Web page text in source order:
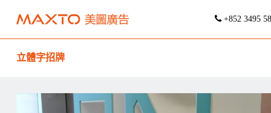
+852 3495
立體字招牌